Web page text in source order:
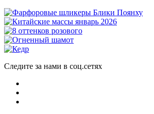
Следите за нами в соц.сетях